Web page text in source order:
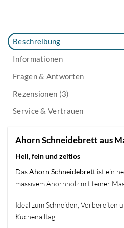
Beschreibung
Informationen
Fragen & Antworten
Rezensionen (3)
Service & Vertrauen
Ahorn Schneidebrett aus
Hell, fein und zeitlos
DasAhorn Schneidebrett ist ein
massivem Ahornholz mit feiner
Ideal zum Schneiden, Vorbereiten
Küchenalltag.